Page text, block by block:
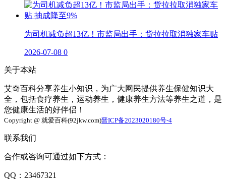
为司机减负超13亿！市监局出手：货拉拉取消独家车贴
2026-07-08 0
关于本站
艾奇百科分享养生小知识，为广大网民提供养生保健知识大
全，包括食疗养生，运动养生，健康养生方法等养生之道，是
您健康生活的好伴侣！
Copyright @ 就爱百科(92jkw.com)晋ICP备2023020180号-4
联系我们
合作或咨询可通过如下方式：
QQ：23467321